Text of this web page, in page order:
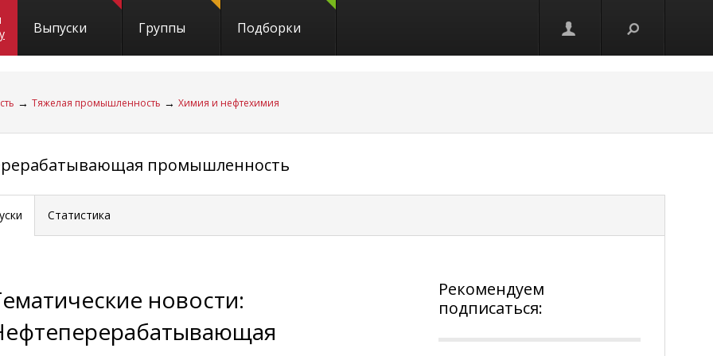
Выпуски Группы Подборки
→ Тяжелая промышленность → Химия и нефтехимия
промышленность
Статистика
новости:
Рекомендуем
подписаться: